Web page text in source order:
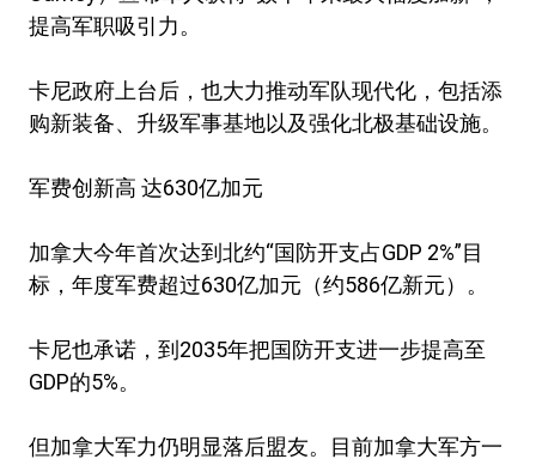
提高军职吸引力。
卡尼政府上台后，也大力推动军队现代化，包括添
购新装备、升级军事基地以及强化北极基础设施。
军费创新高 达630亿加元
加拿大今年首次达到北约“国防开支占GDP 2%”目
标，年度军费超过630亿加元（约586亿新元）。
卡尼也承诺，到2035年把国防开支进一步提高至
GDP的5%。
但加拿大军力仍明显落后盟友。目前加拿大军方一